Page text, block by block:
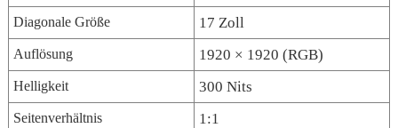
Diagonale Größe 17 Zoll
Auflösung 1920 × 1920 (RGB)
Helligkeit 300 Nits
Seitenverhältnis 1:1